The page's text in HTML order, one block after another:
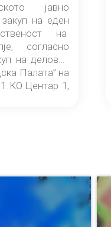
јавно
на еден
на
согласно
на деловен
Палата” на
КО Центар 1,